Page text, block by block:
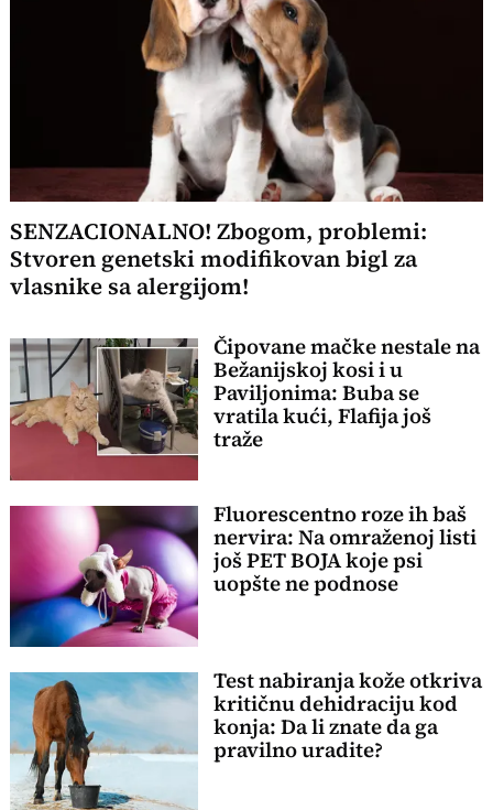
SENZACIONALNO! Zbogom, problemi:
Stvoren genetski modifikovan bigl za
vlasnike sa alergijom!
Čipovane mačke nestale na
Bežanijskoj kosi i u
Paviljonima: Buba se
vratila kući, Flafija još
traže
Fluorescentno roze ih baš
nervira: Na omraženoj listi
još PET BOJA koje psi
uopšte ne podnose
Test nabiranja kože otkriva
kritičnu dehidraciju kod
konja: Da li znate da ga
pravilno uradite?